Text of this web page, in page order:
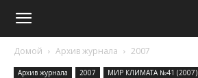
Домой Архив журнала 2007
Архив журнала 2007 МИР КЛИМАТА №41 (2007)